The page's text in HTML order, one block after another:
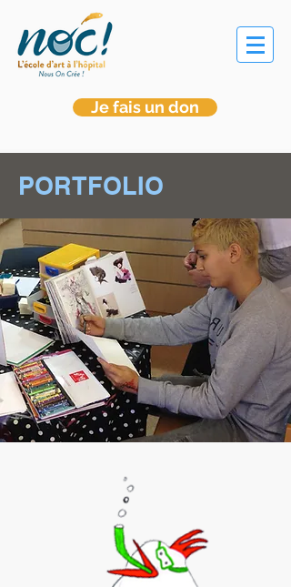
Je fais un don
PORTFOLIO